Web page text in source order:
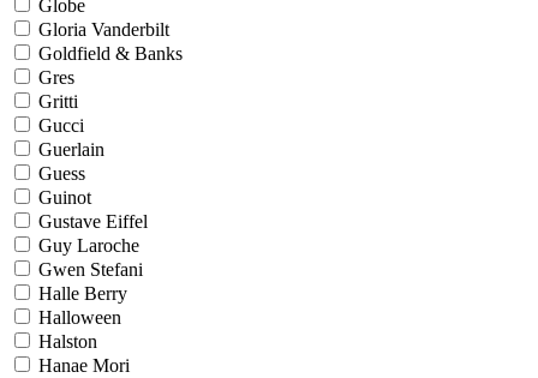
Globe
Gloria Vanderbilt
Goldfield & Banks
Gres
Gritti
Gucci
Guerlain
Guess
Guinot
Gustave Eiffel
Guy Laroche
Gwen Stefani
Halle Berry
Halloween
Halston
Hanae Mori